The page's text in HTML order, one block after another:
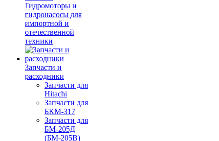
Гидромоторы и
гидронасосы для
импортной и
отечественной
техники
Запчасти и
расходники
Запчасти для
Hitachi
Запчасти для
БКМ-317
Запчасти для
БМ-205Д
(БМ-205В)